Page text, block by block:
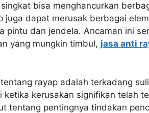
bisa menghancurkan
juga dapat merusak berbagai
pintu dan jendela. Ancaman ini
yang mungkin timbul, jasa anti
rayap adalah terkadang
kerusakan signifikan telah
tentang pentingnya tindakan